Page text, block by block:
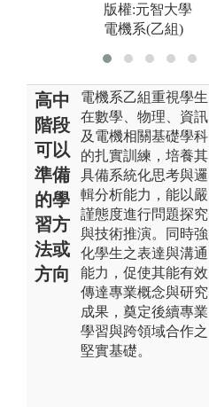
版權:元智大學
電機系(乙組)
高中
階段
可以
準備
的學
習方
法或
方向
電機系乙組重視學生
在數學、物理、資訊
及電機相關基礎學科
的扎實訓練，培養其
具備系統化思考與邏
輯分析能力，能以嚴
謹態度進行問題探究
與技術推演。同時強
化學生之表達與溝通
能力，促使其能有效
傳達專業概念與研究
成果，奠定後續專業
學習與跨領域合作之
堅實基礎。